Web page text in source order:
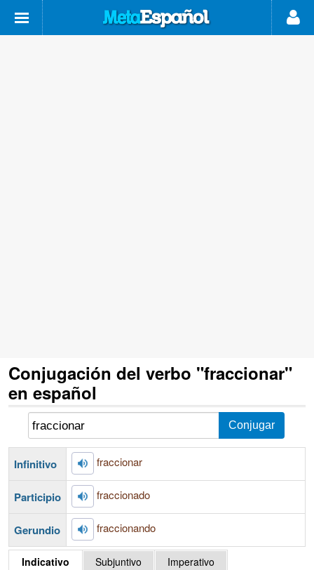
Conjugación del verbo "fraccionar"
en español
Infinitivo fraccionar
Participio fraccionado
Gerundio fraccionando
Indicativo Subjuntivo
Imperativo